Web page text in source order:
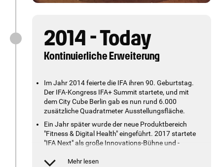
2014 - Today
Kontinuierliche Erweiterung
Im Jahr 2014 feierte die IFA ihren 90. Geburtstag.
Der IFA-Kongress IFA+ Summit startete, und mit
dem City Cube Berlin gab es nun rund 6.000
zusätzliche Quadratmeter Ausstellungsfläche.
Ein Jahr später wurde der neue Produktbereich
"Fitness & Digital Health" eingeführt. 2017 startete
"IFA Next" als große Innovations-Bühne und -
Unternehmen. Bis heute vermittelt es Know-how
Mehr lesen